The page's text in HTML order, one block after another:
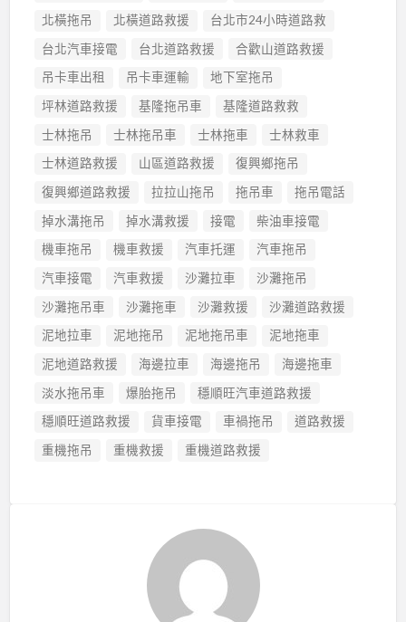
北橫拖吊
北橫道路救援
台北市24小時道路救
台北汽車接電
台北道路救援
合歡山道路救援
吊卡車出租
吊卡車運輸
地下室拖吊
坪林道路救援
基隆拖吊車
基隆道路救救
士林拖吊
士林拖吊車 士林拖車
士林救車
士林道路救援
山區道路救援
復興鄉拖吊
復興鄉道路救援
拉拉山拖吊 拖吊車
拖吊電話
掉水溝拖吊
掉水溝救援 接電
柴油車接電
機車拖吊
機車救援 汽車托運
汽車拖吊
汽車接電
汽車救援 沙灘拉車
沙灘拖吊
沙灘拖吊車
沙灘拖車 沙灘救援
沙灘道路救援
泥地拉車
泥地拖吊 泥地拖吊車
泥地拖車
泥地道路救援
海邊拉車 海邊拖吊
海邊拖車
淡水拖吊車
爆胎拖吊
穩順旺汽車道路救援
穩順旺道路救援
貨車接電 車禍拖吊
道路救援
重機拖吊
重機救援 重機道路救援